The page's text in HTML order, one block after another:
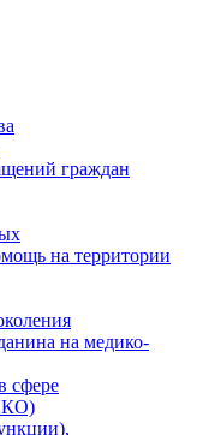
граждан
на территории
на медико-
сфере